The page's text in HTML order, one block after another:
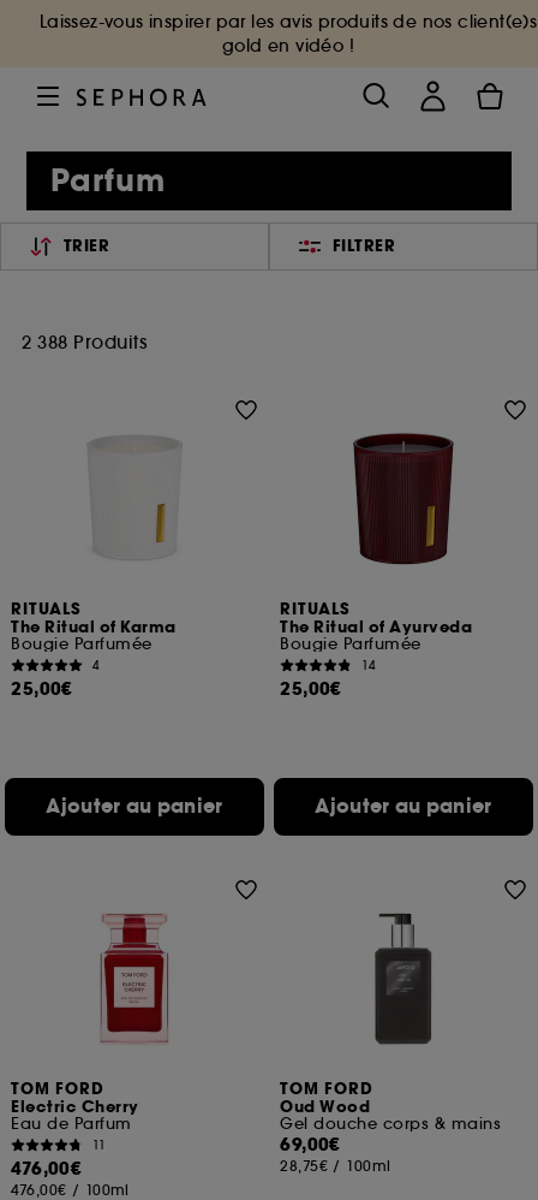
Laissez-vous inspirer par les avis produits de nos client(e)s
gold en vidéo !
Parfum
TRIER FILTRER
2 388 Produits
RITUALS
The Ritual of Karma
Bougie Parfumée
4
25,00€
Ajouter au panier
RITUALS
The Ritual of Ayurveda
Bougie Parfumée
14
25,00€
Ajouter au panier
TOM FORD
Electric Cherry
Eau de Parfum
11
476,00€
476,00€ / 100ml
TOM FORD
Oud Wood
Gel douche corps & mains
69,00€
28,75€ / 100ml